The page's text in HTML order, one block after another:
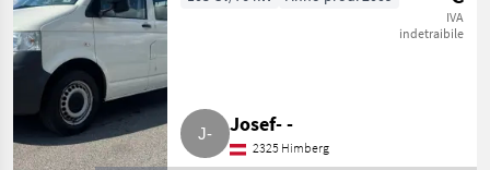
IVA
indetraibile
Josef- -
2325 Himberg